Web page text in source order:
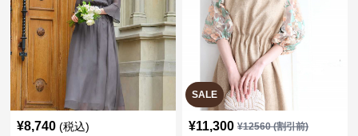
¥8,740 (税込)
SALE
¥11,300 ¥12560(割引前)